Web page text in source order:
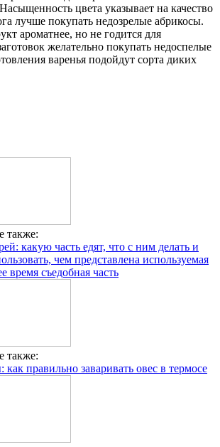
цвета указывает на качество
лучше покупать недозрелые абрикосы.
ароматнее, но не годится для
желательно покупать недоспелые
варенья подойдут сорта диких
также:
какую часть едят, что с ним делать и
чем представлена используемая
время съедобная часть
также:
как правильно заваривать овес в термосе